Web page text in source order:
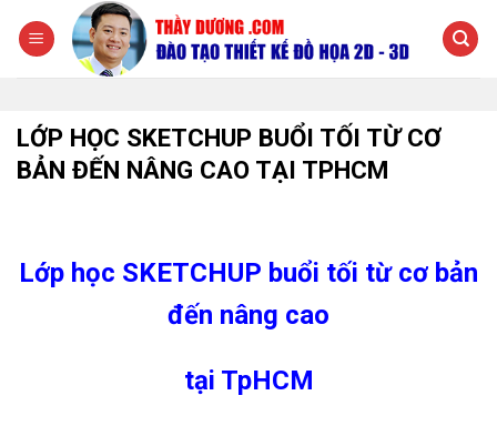
đến
LỚP HỌC SKETCHUP BUỔI TỐI TỪ CƠ
BẢN ĐẾN NÂNG CAO TẠI TPHCM
Lớp học SKETCHUP buổi tối từ cơ bản
đến nâng cao
tại TpHCM